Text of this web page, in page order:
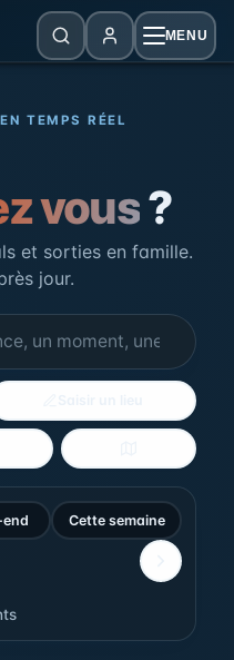
MENU
de la
TEMPS RÉEL
vous?
et sorties en famille.
jour.
Voir la carte
end Cette semaine